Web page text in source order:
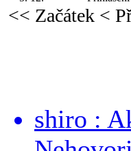
<< Začátek <
shiro :